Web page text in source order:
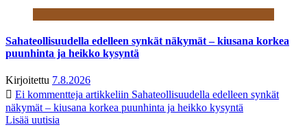
Sahateollisuudella edelleen synkät näkymät – kiusana korkea
puunhinta ja heikko kysyntä
Kirjoitettu 7.8.2026
Ei kommentteja artikkeliin Sahateollisuudella edelleen synkät
näkymät – kiusana korkea puunhinta ja heikko kysyntä
Lisää uutisia